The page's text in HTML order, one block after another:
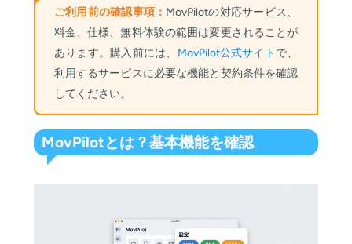
ご利用前の確認事項： MovPilotの対応サービス、
料金、仕様、無料体験の範囲は変更されることが
あります。購入前には、 MovPilot公式サイト で、
利用するサービスに必要な機能と契約条件を確認
してください。
MovPilotとは？基本機能を確認